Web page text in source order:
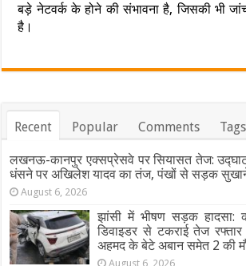
बड़े नेटवर्क के होने की संभावना है, जिसकी भी
है।
Recent Popular Comments Tags
लखनऊ-कानपुर एक्सप्रेसवे पर सियासत तेज:
धंसने पर अखिलेश यादव का तंज, पंखों से सड़क सुखाने
August 6, 2026
झांसी में भीषण सड़क हादसा:
डिवाइडर से टकराई तेज
अहमद के बेटे अबान समेत 2 की
August 6, 2026